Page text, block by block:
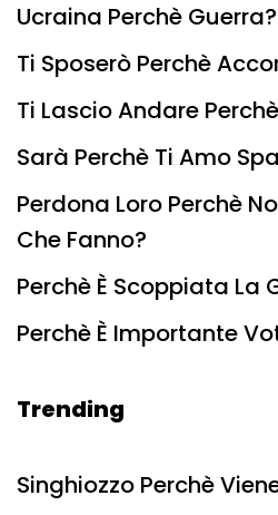
Ucraina Perchè Guerra?
Ti Sposerò Perchè
Ti Lascio Andare
Sarà Perchè Ti Amo
Perdona Loro Perchè
Che Fanno?
Perchè È Scoppiata La
Perchè È Importante
Trending
Singhiozzo Perchè